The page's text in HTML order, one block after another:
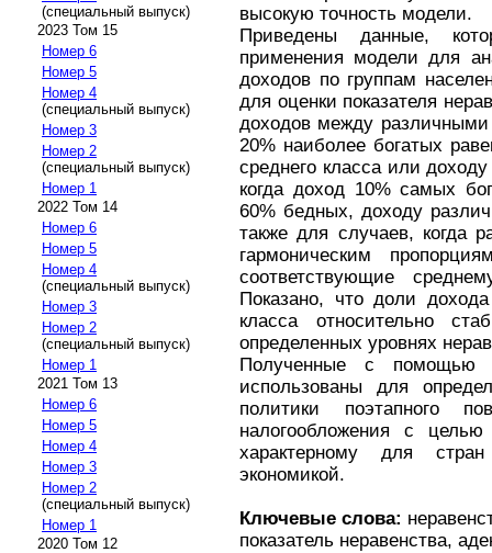
(специальный выпуск)
2023 Том 15
Номер 6
Номер 5
Номер 4
(специальный выпуск)
Номер 3
Номер 2
(специальный выпуск)
Номер 1
2022 Том 14
Номер 6
Номер 5
Номер 4
(специальный выпуск)
Номер 3
Номер 2
(специальный выпуск)
Номер 1
2021 Том 13
Номер 6
Номер 5
Номер 4
Номер 3
Номер 2
(специальный выпуск)
Номер 1
2020 Том 12
высокую точность модели.
Приведены данные,
применения модели для
доходов по группам
для оценки показателя
доходов между
20% наиболее богатых
среднего класса или
когда доход 10% самых
60% бедных, доходу
также для случаев, когда
гармоническим
соответствующие
Показано, что доли
класса относительно
определенных уровнях
Полученные с помощью
использованы для
политики поэтапного
налогообложения с
характерному для
экономикой.
Ключевые слова:
показатель неравенства,